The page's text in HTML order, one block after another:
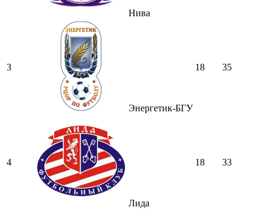
Нива
3
Энергетик-БГУ
18 35
4
Лида
18 33